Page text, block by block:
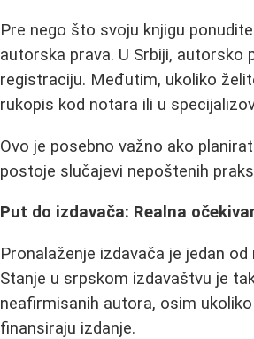
Pre nego što svoju knjigu
autorska prava. U Srbiji, autorsko
registraciju. Međutim, ukoliko
rukopis kod notara ili u
Ovo je posebno važno ako
postoje slučajevi nepoštenih
Put do izdavača: Realna
Pronalaženje izdavača je jedan
Stanje u srpskom izdavaštvu je
neafirmisanih autora, osim
finansiraju izdanje.